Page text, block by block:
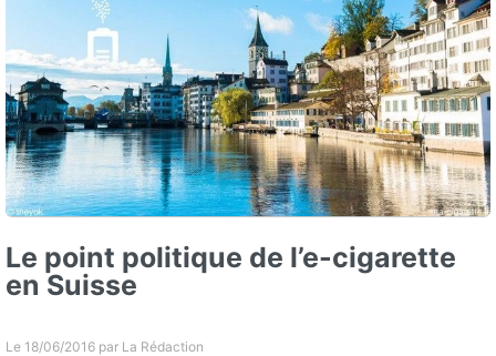
Le point politique de l’e-cigarette
en Suisse
Le 18/06/2016 par La Rédaction